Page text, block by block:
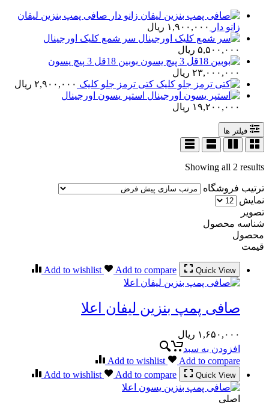
صافی پمپ بنزین لیفان
زانو دار
۱,۹۰۰,۰۰۰ ریال
سر شمع کلیک اورجینال
۵,۵۰۰,۰۰۰ ریال
بوبین 18قل 3 پیچ یسون
۲۳,۰۰۰,۰۰۰ ریال
کتی ترمز جلو کلیک ۲,۹۰۰,۰۰۰ ریال
استپر یسون اورجینال
۱۹,۲۰۰,۰۰۰ ریال
فیلتر ها
Showing all 2 results
ترتیب فروشگاه
نمایش
تصویر
شناسه محصول
محصول
قیمت
Quick View
Add to wishlist Add to compare
صافی پمپ بنزین لیفان اعلا
۱,۶۵۰,۰۰۰ ریال
افزودن به سبد
Add to wishlist
Add to compare
Quick View
Add to wishlist Add to compare
اصلی